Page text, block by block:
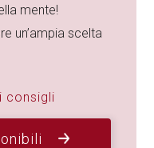
mente!
un’ampia scelta
consigli